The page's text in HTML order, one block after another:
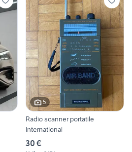
5
Radio scanner portatile
International
30 €